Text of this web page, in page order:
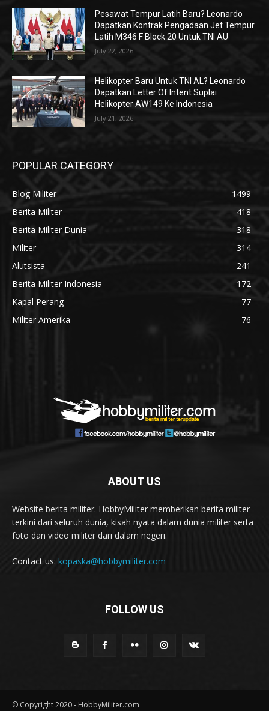
Pesawat Tempur Latih Baru? Leonardo
Dapatkan Kontrak Pengadaan Jet Tempur
Latih M346 F Block 20 Untuk TNI AU
July 22, 2026
Helikopter Baru Untuk TNI AL? Leonardo
Dapatkan Letter Of Intent Suplai
Helikopter AW149 Ke Indonesia
July 21, 2026
POPULAR CATEGORY
Blog Militer
1499
Berita Militer
418
Berita Militer Dunia
318
Militer
314
Alutsista
241
Berita Militer Indonesia
172
Kapal Perang
77
Militer Amerika
76
ABOUT US
Website berita militer. HobbyMiliter memberikan berita militer
terkini dari seluruh dunia, kisah nyata dalam dunia militer serta
foto dan video militer dari dalam negeri.
Contact us: kopaska@hobbymiliter.com
FOLLOW US
© Copyright 2020 - HobbyMiliter.com